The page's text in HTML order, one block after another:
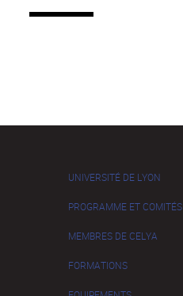
UNIVERSITÉ DE LYON
PROGRAMME ET COMITÉS
MEMBRES DE CELYA
FORMATIONS